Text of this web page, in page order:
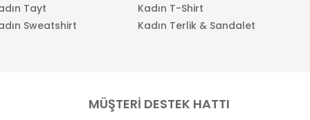
Tayt
Kadın T-Shirt
Sweatshirt Kadın Terlik & Sandalet
MÜŞTERİ DESTEK HATTI